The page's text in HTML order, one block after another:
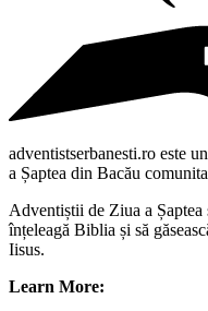
adventistserbanesti.ro este
a Șaptea din Bacău
Adventiștii de Ziua a Șaptea
înțeleagă Biblia și să
Iisus.
Learn More: